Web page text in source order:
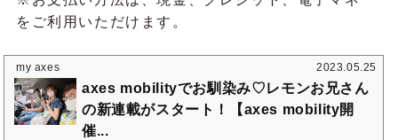
をご利用いただけます。
my axes 2023.05.25
axes mobilityでお馴染み♡レモンお兄さん
の新連載がスタート！【axes mobility開
催...